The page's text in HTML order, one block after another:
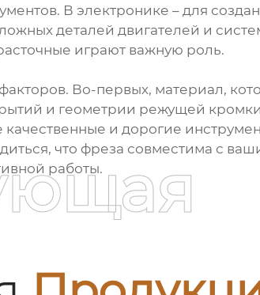
В электронике – для
деталей двигателей и
играют важную роль.
Во-первых, материал,
и геометрии режущей
и дорогие
что фреза совместима с
работы.